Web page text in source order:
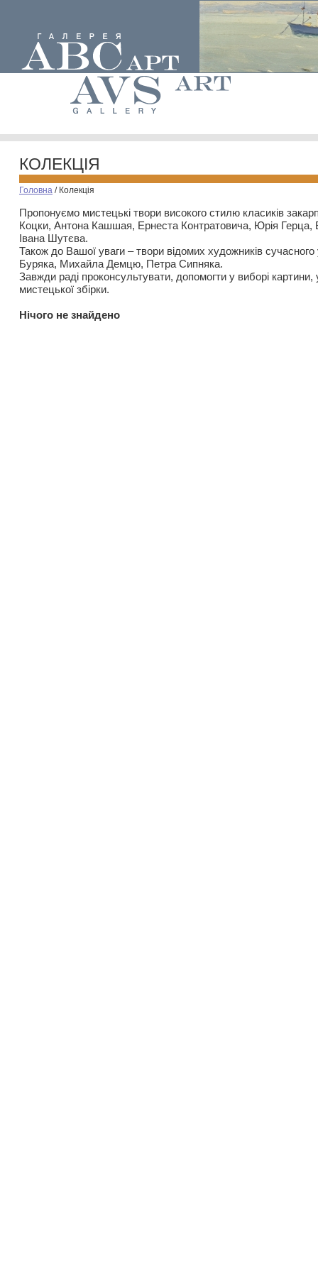
КОЛЕКЦІЯ
Головна / Колекція
Пропонуємо мистецькі твори високого стилю класиків
Коцки, Антона Кашшая, Ернеста Контратовича, Юрія
Івана Шутєва.
Також до Вашої уваги – твори відомих художників
Буряка, Михайла Демцю, Петра Сипняка.
Завжди раді проконсультувати, допомогти у виборі картини,
мистецької збірки.
Нiчого не знайдено